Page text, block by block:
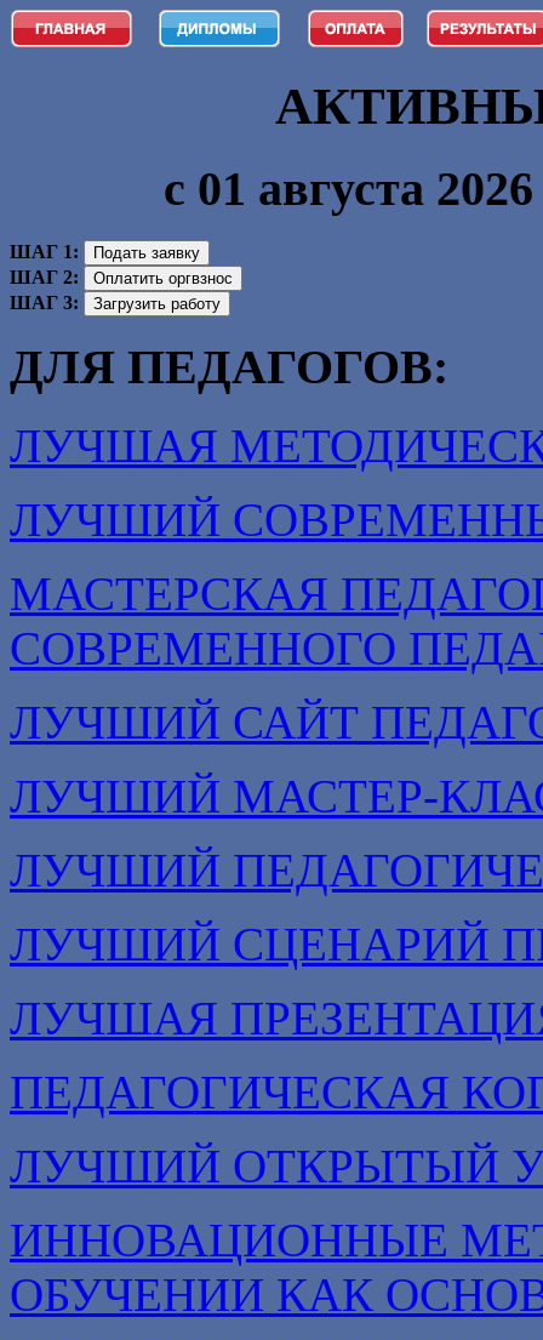
с 01 августа
ШАГ 1:
ШАГ 2:
ШАГ 3:
ДЛЯ ПЕДАГОГОВ:
ЛУЧШАЯ
ЛУЧШИЙ
МАСТЕРСКАЯ
СОВРЕМЕННОГО
ЛУЧШИЙ САЙТ
ЛУЧШИЙ МАСТЕР-
ЛУЧШИЙ
ЛУЧШИЙ СЦЕНАРИЙ
ЛУЧШАЯ
ПЕДАГОГИЧЕСКАЯ
ЛУЧШИЙ ОТКРЫТЫЙ
ИННОВАЦИОННЫЕ
ОБУЧЕНИИ КАК